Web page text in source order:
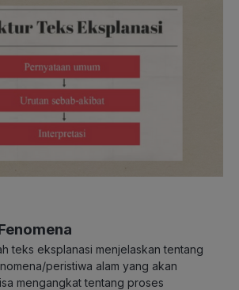
teks eksplanasi menjelaskan tentang
peristiwa alam yang akan
mengangkat tentang proses